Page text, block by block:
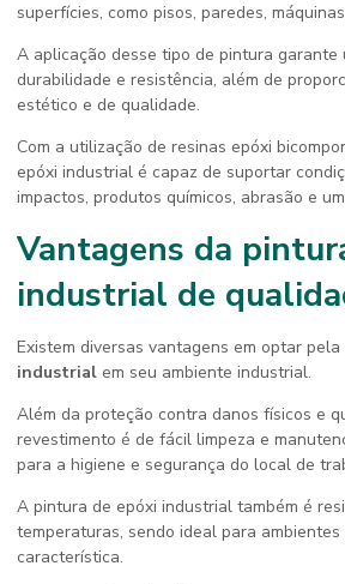
superfícies, como pisos, paredes,
A aplicação desse tipo de pintura garante
durabilidade e resistência, além de
estético e de qualidade.
Com a utilização de resinas epóxi
epóxi industrial é capaz de suportar
impactos, produtos químicos, abrasão e
Vantagens da
industrial de
Existem diversas vantagens em optar pela
industrial em seu ambiente industrial.
Além da proteção contra danos físicos e
revestimento é de fácil limpeza e
para a higiene e segurança do local de
A pintura de epóxi industrial também é
temperaturas, sendo ideal para ambientes
característica.